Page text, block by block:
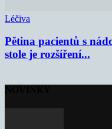
Léčiva
Pětina pacientů s
stole je rozšíření...